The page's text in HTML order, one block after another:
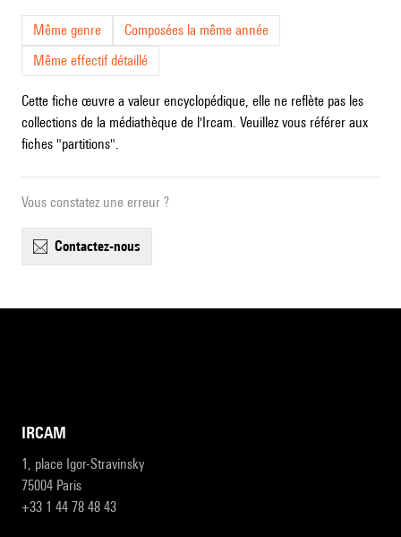
Même genre
Composées la même année
Même effectif détaillé
Cette fiche œuvre a valeur encyclopédique, elle ne reflète pas les
collections de la médiathèque de l'Ircam. Veuillez vous référer aux
fiches "partitions".
Vous constatez une erreur ?
contactez-nous
IRCAM
1, place Igor-Stravinsky
75004 Paris
+33 1 44 78 48 43